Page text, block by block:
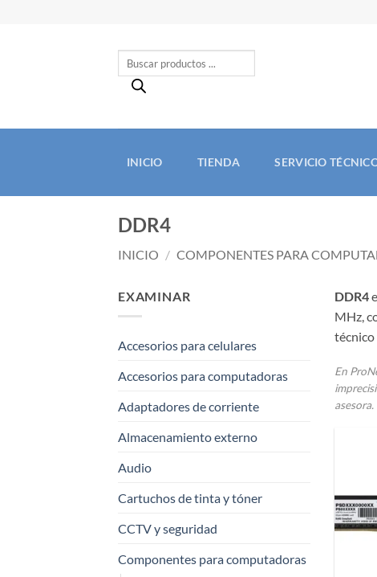
productos
INICIO TIENDA SERVICIO
DDR4
INICIO / COMPONENTES PARA
EXAMINAR
Accesorios para celulares
Accesorios para computadoras
Adaptadores de corriente
Almacenamiento externo
Audio
Cartuchos de tinta y tóner
CCTV y seguridad
Componentes para computadoras
DDR4
MHz,
técnico
En
asesora.